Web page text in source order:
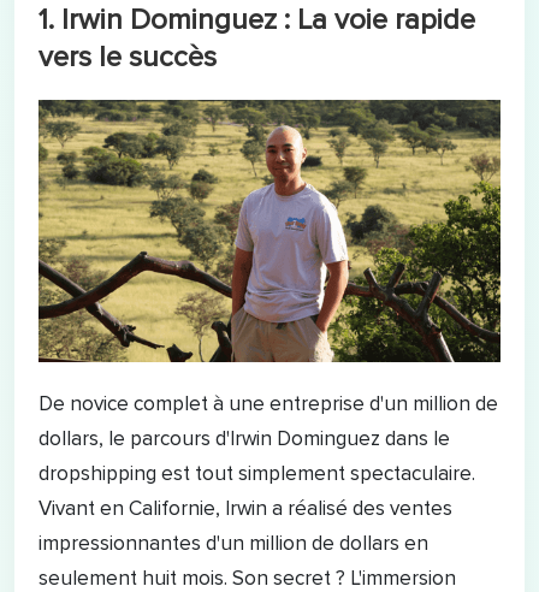
1. Irwin Dominguez : La voie rapide
vers le succès
De novice complet à une entreprise d'un million de
dollars, le parcours d'Irwin Dominguez dans le
dropshipping est tout simplement spectaculaire.
Vivant en Californie, Irwin a réalisé des ventes
impressionnantes d'un million de dollars en
seulement huit mois. Son secret ? L'immersion